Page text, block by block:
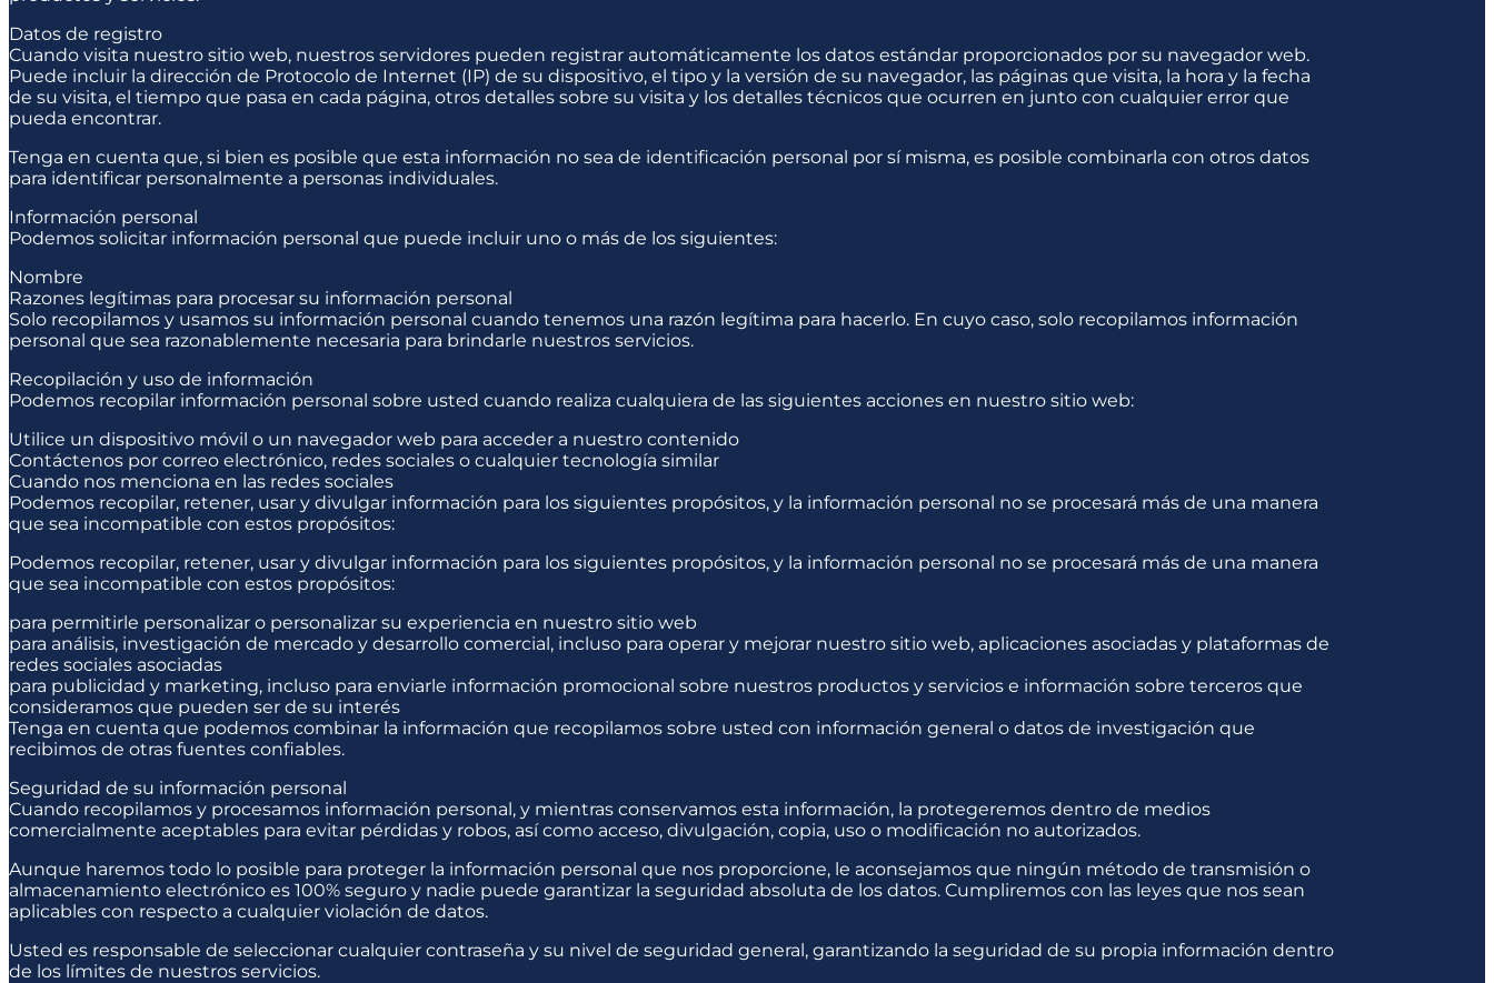
Datos de registro
Cuando visita nuestro sitio web, nuestros servidores pueden registrar automáticamente los datos estándar proporcionados por su navegador web.
Puede incluir la dirección de Protocolo de Internet (IP) de su dispositivo, el tipo y la versión de su navegador, las páginas que visita, la hora y la fecha
de su visita, el tiempo que pasa en cada página, otros detalles sobre su visita y los detalles técnicos que ocurren en junto con cualquier error que
pueda encontrar.
Tenga en cuenta que, si bien es posible que esta información no sea de identificación personal por sí misma, es posible combinarla con otros datos
para identificar personalmente a personas individuales.
Información personal
Podemos solicitar información personal que puede incluir uno o más de los siguientes:
Nombre
Razones legítimas para procesar su información personal
Solo recopilamos y usamos su información personal cuando tenemos una razón legítima para hacerlo. En cuyo caso, solo recopilamos información
personal que sea razonablemente necesaria para brindarle nuestros servicios.
Recopilación y uso de información
Podemos recopilar información personal sobre usted cuando realiza cualquiera de las siguientes acciones en nuestro sitio web:
Utilice un dispositivo móvil o un navegador web para acceder a nuestro contenido
Contáctenos por correo electrónico, redes sociales o cualquier tecnología similar
Cuando nos menciona en las redes sociales
Podemos recopilar, retener, usar y divulgar información para los siguientes propósitos, y la información personal no se procesará más de una manera
que sea incompatible con estos propósitos:
Podemos recopilar, retener, usar y divulgar información para los siguientes propósitos, y la información personal no se procesará más de una manera
que sea incompatible con estos propósitos:
para permitirle personalizar o personalizar su experiencia en nuestro sitio web
para análisis, investigación de mercado y desarrollo comercial, incluso para operar y mejorar nuestro sitio web, aplicaciones asociadas y plataformas de
redes sociales asociadas
para publicidad y marketing, incluso para enviarle información promocional sobre nuestros productos y servicios e información sobre terceros que
consideramos que pueden ser de su interés
Tenga en cuenta que podemos combinar la información que recopilamos sobre usted con información general o datos de investigación que
recibimos de otras fuentes confiables.
Seguridad de su información personal
Cuando recopilamos y procesamos información personal, y mientras conservamos esta información, la protegeremos dentro de medios
comercialmente aceptables para evitar pérdidas y robos, así como acceso, divulgación, copia, uso o modificación no autorizados.
Aunque haremos todo lo posible para proteger la información personal que nos proporcione, le aconsejamos que ningún método de transmisión o
almacenamiento electrónico es 100% seguro y nadie puede garantizar la seguridad absoluta de los datos. Cumpliremos con las leyes que nos sean
aplicables con respecto a cualquier violación de datos.
Usted es responsable de seleccionar cualquier contraseña y su nivel de seguridad general, garantizando la seguridad de su propia información dentro
de los límites de nuestros servicios.